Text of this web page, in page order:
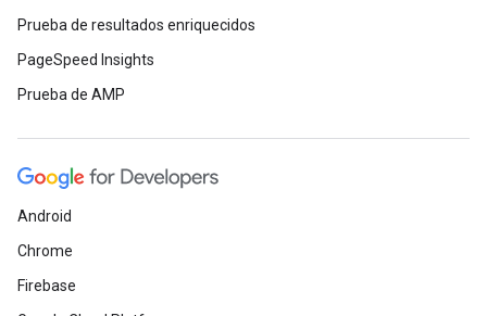
Prueba de resultados enriquecidos
PageSpeed Insights
Prueba de AMP
Android
Chrome
Firebase